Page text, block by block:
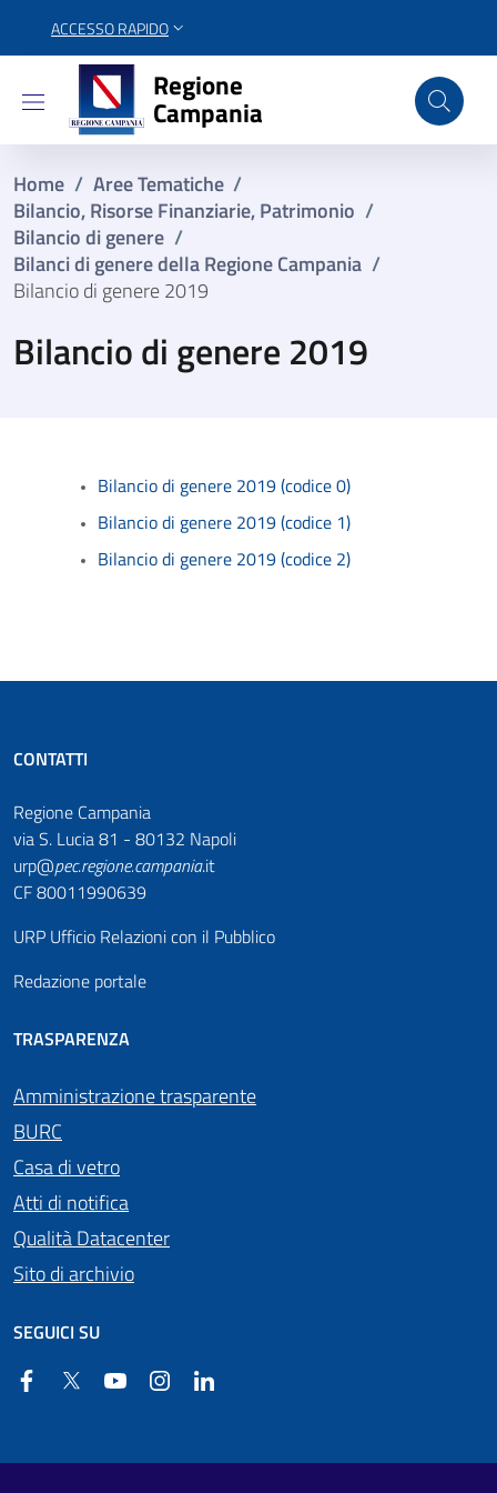
ACCESSO RAPIDO
Regione Campania
Regione
Campania
Home / Aree Tematiche /
Bilancio, Risorse Finanziarie, Patrimonio /
Bilancio di genere /
Bilanci di genere della Regione Campania /
Bilancio di genere 2019
Bilancio di genere 2019
Bilancio di genere 2019 (codice 0)
Bilancio di genere 2019 (codice 1)
Bilancio di genere 2019 (codice 2)
CONTATTI
Regione Campania
via S. Lucia 81 - 80132 Napoli
urp@pec.regione.campania.it
CF 80011990639
URP Ufficio Relazioni con il Pubblico
Redazione portale
TRASPARENZA
Amministrazione trasparente
BURC
Casa di vetro
Atti di notifica
Qualità Datacenter
Sito di archivio
SEGUICI SU
FacebookTwitter YouTube Instagram
Useful links section